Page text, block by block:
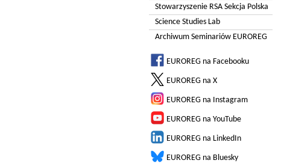
Stowarzyszenie RSA Sekcja Polska
Science Studies Lab
Archiwum Seminariów EUROREG
EUROREG na Facebooku
EUROREG na X
EUROREG na Instagram
EUROREG na YouTube
EUROREG na LinkedIn
EUROREG na Bluesky